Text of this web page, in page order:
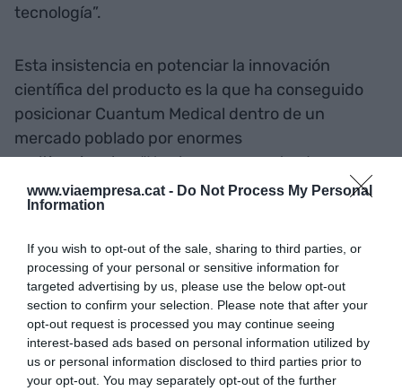
www.viaempresa.cat - Do Not Process My Personal
Information
If you wish to opt-out of the sale, sharing to third parties, or
processing of your personal or sensitive information for
targeted advertising by us, please use the below opt-out
section to confirm your selection. Please note that after your
opt-out request is processed you may continue seeing
interest-based ads based on personal information utilized by
us or personal information disclosed to third parties prior to
your opt-out. You may separately opt-out of the further
tecnología”.
Esta insistencia en potenciar la innovación
científica del producto es la que ha conseguido
posicionar Cuantum Medical dentro de un
mercado poblado por enormes
multinacionales. “Nos hemos encontrado con que
uno de nuestros puntos fuertes, que nos permite
abrirnos camino siendo una empresa pequeña, es
Esto es así no solo por la comercialización de sus
propios productos, sino también por las alianzas
que tejen con otras compañías del sector, a las
cuales Cuantum aporta el conocimiento
tecnológico.